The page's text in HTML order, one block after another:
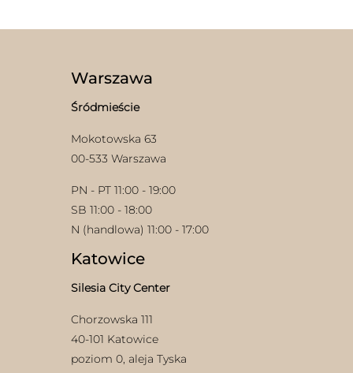
na
produktu
Warszawa
Śródmieście
Mokotowska 63
00-533 Warszawa
PN - PT 11:00 - 19:00
SB 11:00 - 18:00
N (handlowa) 11:00 - 17:00
Katowice
Silesia City Center
Chorzowska 111
40-101 Katowice
poziom 0, aleja Tyska